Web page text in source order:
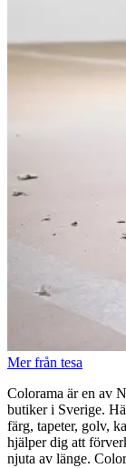
Mer från tesa
Colorama är en av
butiker i Sverige.
färg, tapeter, golv,
hjälper dig att
njuta av länge.